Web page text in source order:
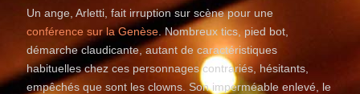
Un ange, Arletti, fait irruption sur scène pour une
conférence sur la Genèse. Nombreux tics, pied bot,
démarche claudicante, autant de caractéristiques
habituelles chez ces personnages contrariés, hésitants,
empêchés que sont les clowns. Son imperméable enlevé, le